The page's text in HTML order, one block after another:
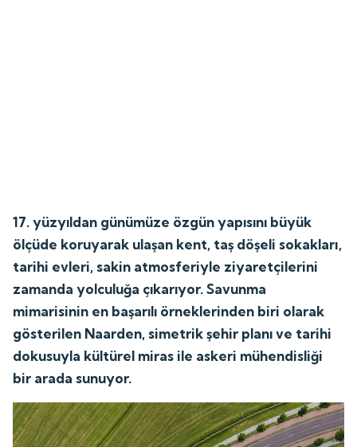
17. yüzyıldan günümüze özgün yapısını büyük
ölçüde koruyarak ulaşan kent, taş döşeli sokakları,
tarihi evleri, sakin atmosferiyle ziyaretçilerini
zamanda yolculuğa çıkarıyor. Savunma
mimarisinin en başarılı örneklerinden biri olarak
gösterilen Naarden, simetrik şehir planı ve tarihi
dokusuyla kültürel miras ile askeri mühendisliği
bir arada sunuyor.